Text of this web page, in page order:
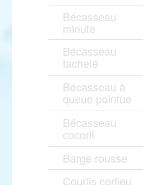
Bécasseau
minute
Bécasseau
tacheté
Bécasseau à
queue pointue
Bécasseau
cocorli
Barge rousse
Courlis corlieu